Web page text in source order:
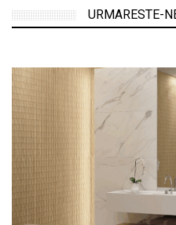
URMARESTE-